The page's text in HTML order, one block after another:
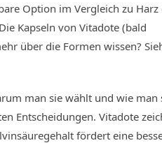
Option im Vergleich zu Harz
Kapseln von Vitadote (bald
über die Formen wissen?
man sie wählt und wie man
Entscheidungen. Vitadote
fördert eine